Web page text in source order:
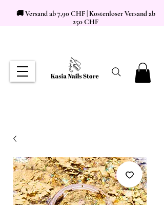
🚚 Versand ab 7,90 CHF | Kostenloser Versand ab
250 CHF